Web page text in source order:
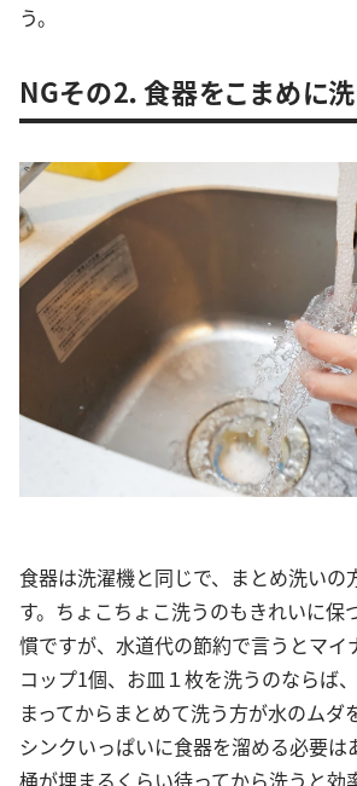
う。
NGその2．食器をこまめに
食器は洗濯機と同じで、まとめ洗いの
す。ちょこちょこ洗うのもきれいに保
慣ですが、水道代の節約で言うとマイ
コップ1個、お皿１枚を洗うのならば
まってからまとめて洗う方が水のムダ
シンクいっぱいに食器を溜める必要は